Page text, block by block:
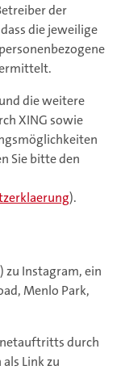
der
die jeweilige
die weitere
XING sowie
Sie bitte den
).
zu Instagram, ein
Menlo Park,
durch
Link zu